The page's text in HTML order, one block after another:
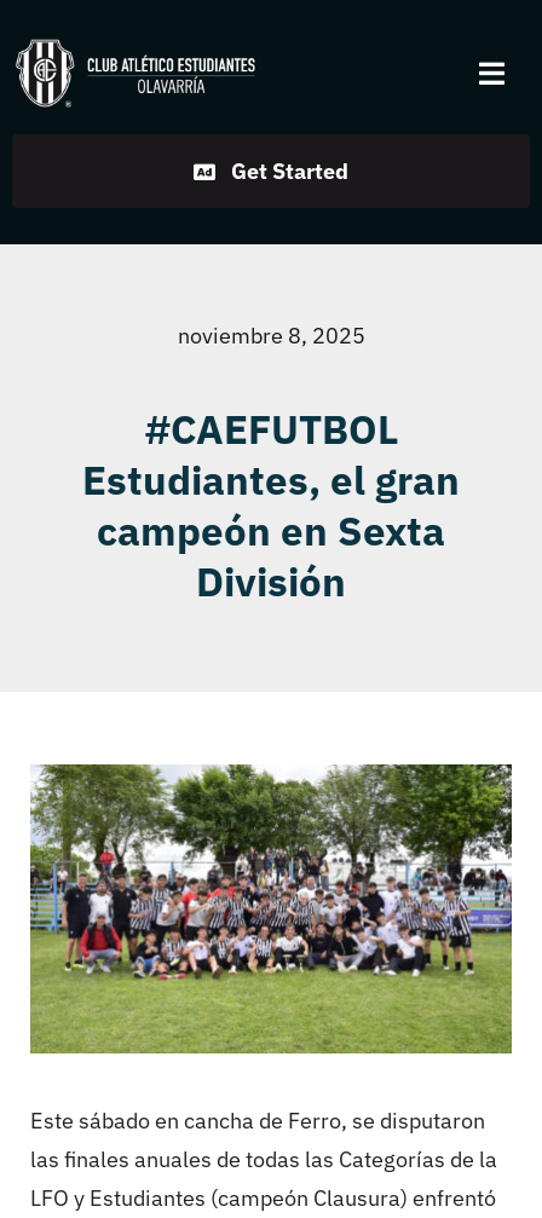
to
content
Disciplinas
Contacto
Get Started
noviembre 8, 2025
#CAEFUTBOL
Estudiantes, el gran
campeón en Sexta
División
Este sábado en cancha de Ferro, se disputaron
las finales anuales de todas las Categorías de la
LFO y Estudiantes (campeón Clausura) enfrentó